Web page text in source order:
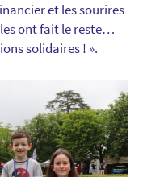
et les sourires
ont fait le reste…
solidaires ! ».